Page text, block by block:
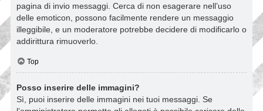
pagina di invio messaggi. Cerca di non esagerare nell’uso
delle emoticon, possono facilmente rendere un messaggio
illeggibile, e un moderatore potrebbe decidere di modificarlo o
addirittura rimuoverlo.
Top
Posso inserire delle immagini?
Sì, puoi inserire delle immagini nei tuoi messaggi. Se